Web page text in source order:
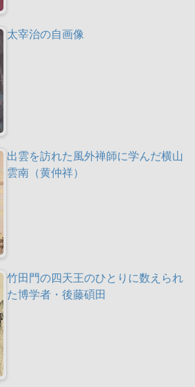
太宰治の自画像
出雲を訪れた風外禅師に学んだ横山
雲南（黄仲祥）
竹田門の四天王のひとりに数えられ
た博学者・後藤碩田